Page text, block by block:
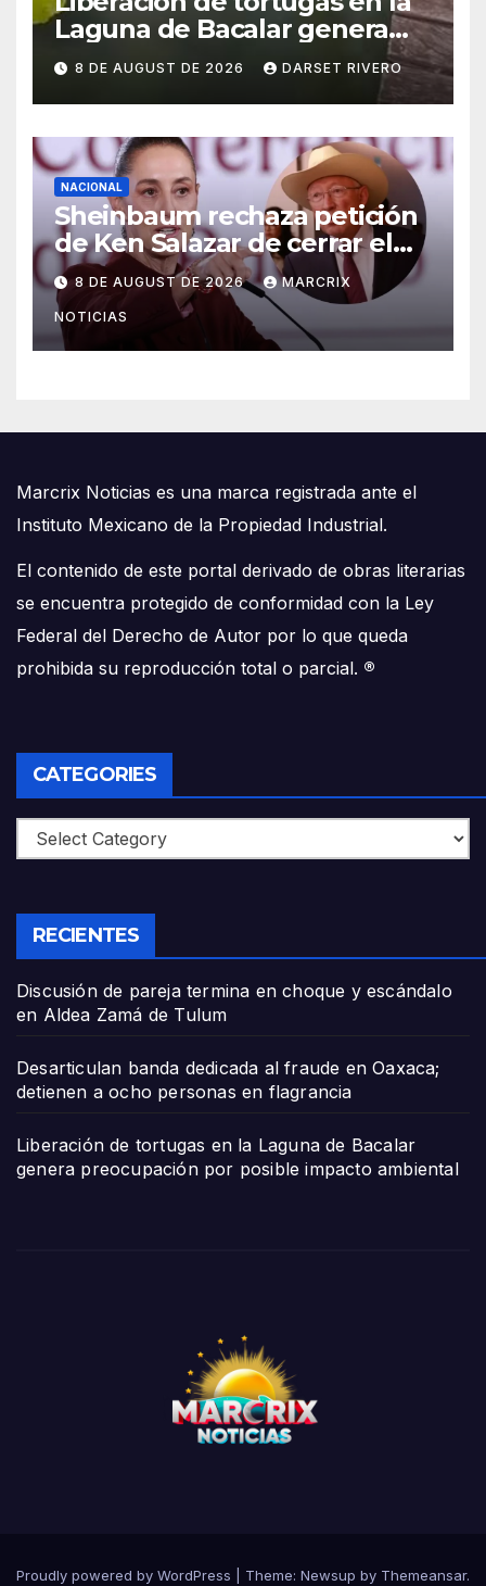
Laguna de Bacalar genera
preocupación por posible
impacto ambiental
8 DE AUGUST DE 2026 DARSET RIVERO
NACIONAL
Sheinbaum rechaza petición
de Ken Salazar de cerrar el
caso de ‘El Mayo’ Zambada
8 DE AUGUST DE 2026 MARCRIX
NOTICIAS
Marcrix Noticias es una marca registrada ante el
Instituto Mexicano de la Propiedad Industrial.
El contenido de este portal derivado de obras literarias
se encuentra protegido de conformidad con la Ley
Federal del Derecho de Autor por lo que queda
prohibida su reproducción total o parcial. ®
CATEGORIES
Categories
RECIENTES
Discusión de pareja termina en choque y escándalo
en Aldea Zamá de Tulum
Desarticulan banda dedicada al fraude en Oaxaca;
detienen a ocho personas en flagrancia
Liberación de tortugas en la Laguna de Bacalar
genera preocupación por posible impacto ambiental
Proudly powered by WordPress Theme: Newsup by Themeansar.